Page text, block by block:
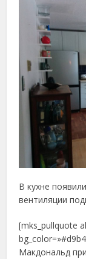
В кухне
вентиляции
[mks_pullquote
Макдональд